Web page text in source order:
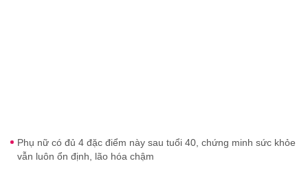
Phụ nữ có đủ 4 đặc điểm này sau tuổi 40, chứng minh sức khỏe
vẫn luôn ổn định, lão hóa chậm